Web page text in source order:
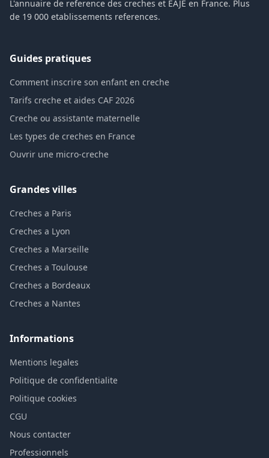
L'annuaire de reference des creches et EAJE en France. Plus
de 19 000 etablissements references.
Guides pratiques
Comment inscrire son enfant en creche
Tarifs creche et aides CAF 2026
Creche ou assistante maternelle
Les types de creches en France
Ouvrir une micro-creche
Grandes villes
Creches a Paris
Creches a Lyon
Creches a Marseille
Creches a Toulouse
Creches a Bordeaux
Creches a Nantes
Informations
Mentions legales
Politique de confidentialite
Politique cookies
CGU
Nous contacter
Professionnels